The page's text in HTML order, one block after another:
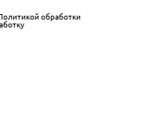
обработки